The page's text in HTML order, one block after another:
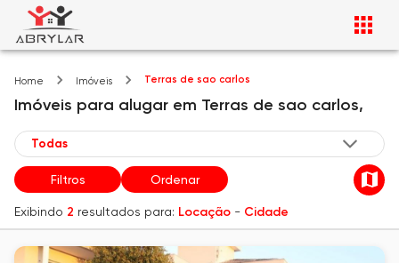
Home Imóveis Terras de sao carlos
Imóveis para alugar em Terras de sao carlos,
Filtros Ordenar
Exibindo 2 resultados para: Locação - Cidade